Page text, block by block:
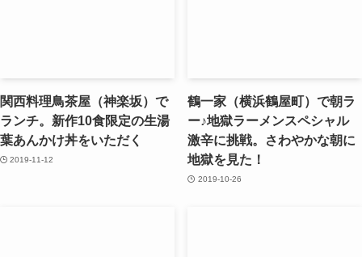
関西料理鳥茶屋（神楽坂）で
ランチ。新作10食限定の生湯
葉あんかけ丼をいただく
2019-11-12
鶴一家（横浜鶴屋町）で朝ラ
ー♪地獄ラーメンスペシャル
激辛に挑戦。さわやかな朝に
地獄を見た！
2019-10-26